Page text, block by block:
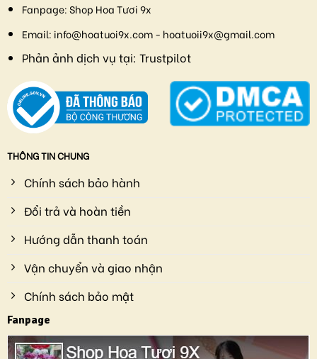
Fanpage:Shop Hoa Tươi 9x
Email: info@hoatuoi9x.com - hoatuoii9x@gmail.com
Phản ảnh dịch vụ tại: Trustpilot
THÔNG TIN CHUNG
Chính sách bảo hành
Đổi trả và hoàn tiền
Hướng dẫn thanh toán
Vận chuyển và giao nhận
Chính sách bảo mật
Fanpage